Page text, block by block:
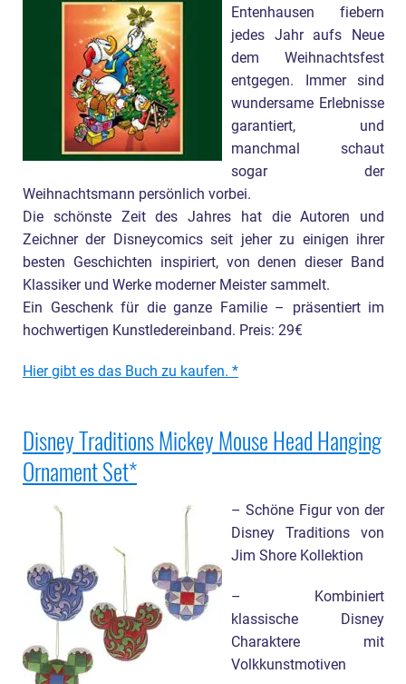
Entenhausen fiebern
jedes Jahr aufs Neue
dem Weihnachtsfest
entgegen. Immer sind
wundersame Erlebnisse
garantiert, und
manchmal schaut
sogar der
Weihnachtsmann persönlich vorbei.
Die schönste Zeit des Jahres hat die Autoren und
Zeichner der Disneycomics seit jeher zu einigen ihrer
besten Geschichten inspiriert, von denen dieser Band
Klassiker und Werke moderner Meister sammelt.
Ein Geschenk für die ganze Familie – präsentiert im
hochwertigen Kunstledereinband. Preis: 29€
Hier gibt es das Buch zu kaufen.
Disney Traditions Mickey Mouse Head Hanging
Ornament Set
– Schöne Figur von der
Disney Traditions von
Jim Shore Kollektion
– Kombiniert
klassische Disney
Charaktere mit
Volkkunstmotiven